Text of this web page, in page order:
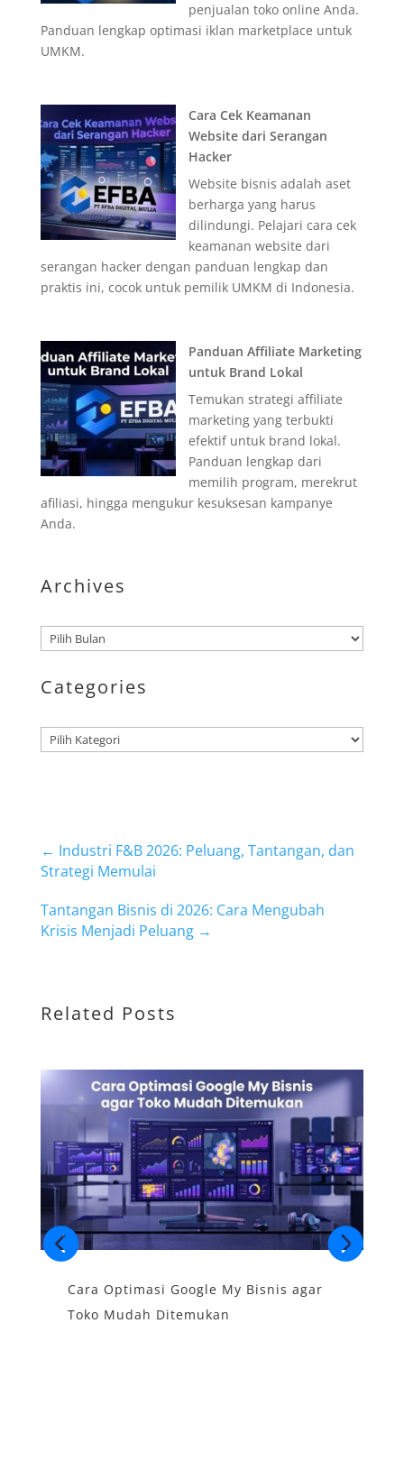
penjualan toko online Anda.
Panduan lengkap optimasi iklan marketplace untuk
UMKM.
Cara Cek Keamanan
Website dari Serangan
Hacker
Website bisnis adalah aset
berharga yang harus
dilindungi. Pelajari cara cek
keamanan website dari
serangan hacker dengan panduan lengkap dan
praktis ini, cocok untuk pemilik UMKM di Indonesia.
Panduan Affiliate Marketing
untuk Brand Lokal
Temukan strategi affiliate
marketing yang terbukti
efektif untuk brand lokal.
Panduan lengkap dari
memilih program, merekrut
afiliasi, hingga mengukur kesuksesan kampanye
Anda.
Archives
Arsip
Categories
Kategori
← Industri F&B 2026: Peluang, Tantangan, dan
Strategi Memulai
Tantangan Bisnis di 2026: Cara Mengubah
Krisis Menjadi Peluang→
Related Posts
Cara Optimasi Google My Bisnis agar
Toko Mudah Ditemukan